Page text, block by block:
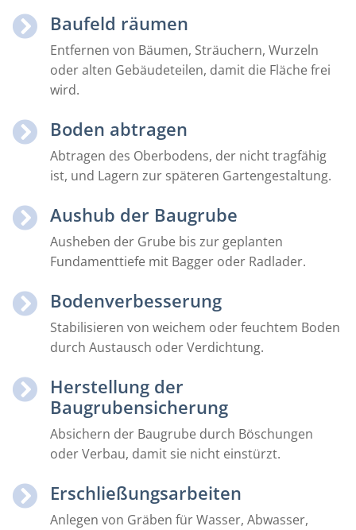
Baufeld räumen
Entfernen von Bäumen, Sträuchern, Wurzeln
oder alten Gebäudeteilen, damit die Fläche frei
wird.
Boden abtragen
Abtragen des Oberbodens, der nicht tragfähig
ist, und Lagern zur späteren Gartengestaltung.
Aushub der Baugrube
Ausheben der Grube bis zur geplanten
Fundamenttiefe mit Bagger oder Radlader.
Bodenverbesserung
Stabilisieren von weichem oder feuchtem Boden
durch Austausch oder Verdichtung.
Herstellung der
Baugrubensicherung
Absichern der Baugrube durch Böschungen
oder Verbau, damit sie nicht einstürzt.
Erschließungsarbeiten
Anlegen von Gräben für Wasser, Abwasser,